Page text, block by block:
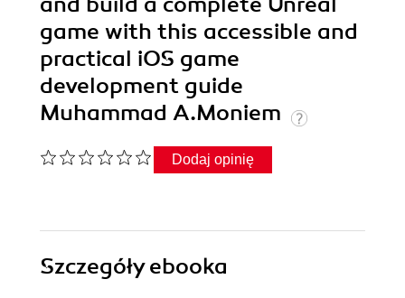
game with this accessible and
practical iOS game
development guide
Muhammad A.Moniem
Dodaj opinię
Szczegółyebooka